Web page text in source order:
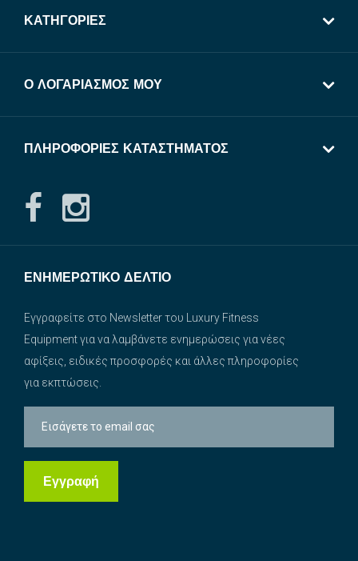
ΚΑΤΗΓΟΡΊΕΣ
Ο ΛΟΓΑΡΙΑΣΜΌΣ ΜΟΥ
ΠΛΗΡΟΦΟΡΊΕΣ ΚΑΤΑΣΤΉΜΑΤΟΣ
ΕΝΗΜΕΡΩΤΙΚΌ ΔΕΛΤΊΟ
Εγγραφείτε στο Newsletter του Luxury Fitness
Equipment για να λαμβάνετε ενημερώσεις για νέες
αφίξεις, ειδικές προσφορές και άλλες πληροφορίες
για εκπτώσεις.